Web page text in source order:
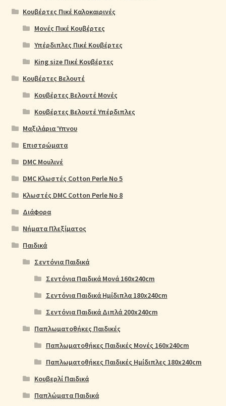
Κουβέρτες Πικέ Καλοκαιρινές
Μονές Πικέ Κουβέρτες
Υπέρδιπλες Πικέ Κουβέρτες
King size Πικέ Κουβέρτες
Κουβέρτες Βελουτέ
Κουβέρτες Βελουτέ Μονές
Κουβέρτες Βελουτέ Υπέρδιπλες
Μαξιλάρια Ύπνου
Επιστρώματα
DMC Μουλινέ
DMC Κλωστές Cotton Perle No 5
Κλωστές DMC Cotton Perle No 8
Διάφορα
Νήματα Πλεξίματος
Παιδικά
Σεντόνια Παιδικά
Σεντόνια Παιδικά Μονά 160x240cm
Σεντόνια Παιδικά Ημίδιπλα 180x240cm
Σεντόνια Παιδικά Διπλά 200x240cm
Παπλωματοθήκες Παιδικές
Παπλωματοθήκες Παιδικές Μονές 160x240cm
Παπλωματοθήκες Παιδικές Ημίδιπλες 180x240cm
Κουβερλί Παιδικά
Παπλώματα Παιδικά